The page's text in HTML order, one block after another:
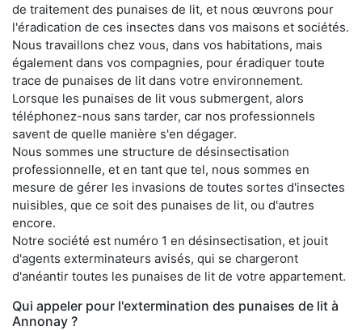
de traitement des punaises de lit, et nous œuvrons pour
l'éradication de ces insectes dans vos maisons et sociétés.
Nous travaillons chez vous, dans vos habitations, mais
également dans vos compagnies, pour éradiquer toute
trace de punaises de lit dans votre environnement.
Lorsque les punaises de lit vous submergent, alors
téléphonez-nous sans tarder, car nos professionnels
savent de quelle manière s'en dégager.
Nous sommes une structure de désinsectisation
professionnelle, et en tant que tel, nous sommes en
mesure de gérer les invasions de toutes sortes d'insectes
nuisibles, que ce soit des punaises de lit, ou d'autres
encore.
Notre société est numéro 1 en désinsectisation, et jouit
d'agents exterminateurs avisés, qui se chargeront
d'anéantir toutes les punaises de lit de votre appartement.
Qui appeler pour l'extermination des punaises de lit à
Annonay ?